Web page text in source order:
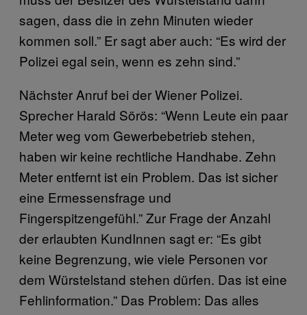
sagen, dass die in zehn Minuten wieder
kommen soll.” Er sagt aber auch: “Es wird der
Polizei egal sein, wenn es zehn sind.”
Nächster Anruf bei der Wiener Polizei.
Sprecher Harald Sörös: “Wenn Leute ein paar
Meter weg vom Gewerbebetrieb stehen,
haben wir keine rechtliche Handhabe. Zehn
Meter entfernt ist ein Problem. Das ist sicher
eine Ermessensfrage und
Fingerspitzengefühl.” Zur Frage der Anzahl
der erlaubten KundInnen sagt er: “Es gibt
keine Begrenzung, wie viele Personen vor
dem Würstelstand stehen dürfen. Das ist eine
Fehlinformation.” Das Problem: Das alles